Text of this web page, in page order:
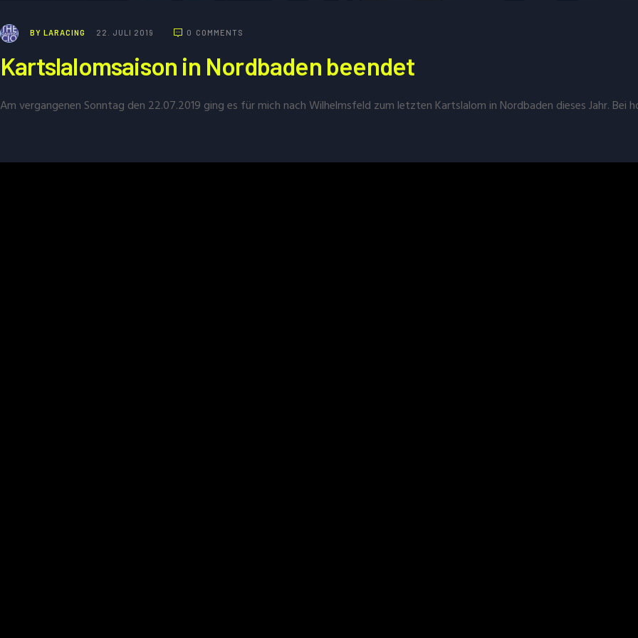
BY LARACING 22. JULI 2019 0 COMMENTS
Kartslalomsaison in Nordbaden beendet
Am vergangenen Sonntag den 22.07.2019 ging es für mich nach Wilhelmsfeld zum letzten Kartslalom in Nordbaden dieses Jahr. Bei